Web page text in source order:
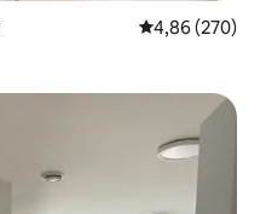
Gemiddelde
4,86 (270)